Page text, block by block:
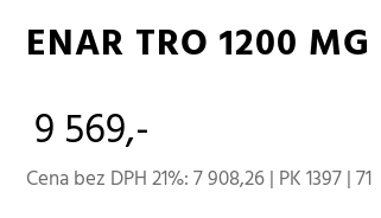
ENAR TRO 1200 MG
9 569,-
Cena bez DPH 21%: 7 908,26 | PK 1397 | 71